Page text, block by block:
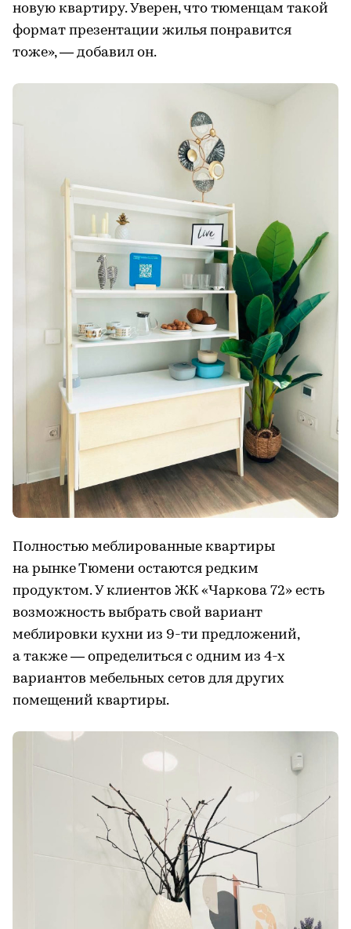
новую квартиру. Уверен, что тюменцам такой
формат презентации жилья понравится
тоже», — добавил он.
Полностью меблированные квартиры
на рынке Тюмени остаются редким
продуктом. У клиентов ЖК «Чаркова 72» есть
возможность выбрать свой вариант
меблировки кухни из 9-ти предложений,
а также — определиться с одним из 4-х
вариантов мебельных сетов для других
помещений квартиры.